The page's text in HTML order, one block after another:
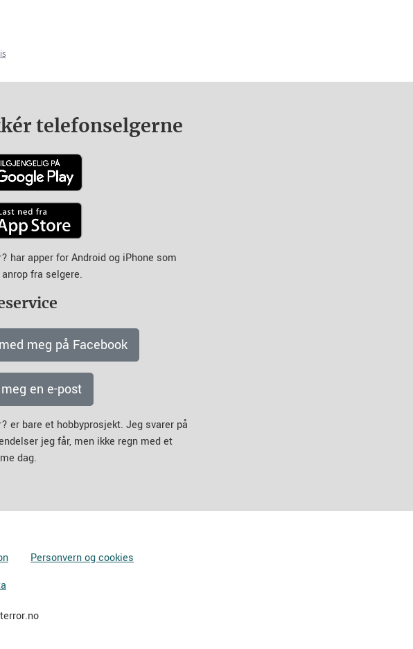
telefonselgerne
har apper for Android og iPhone som
fra selgere.
meg på Facebook
en e-post
er bare et hobbyprosjekt. Jeg svarer på
jeg får, men ikke regn med et
dag.
Personvern og cookies